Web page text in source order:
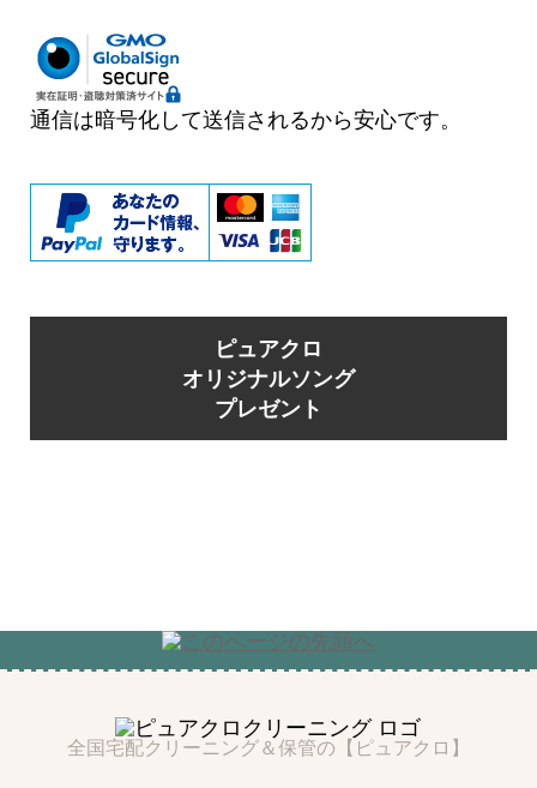
通信は暗号化して送信されるから安心です。
ピュアクロ
オリジナルソング
プレゼント
全国宅配クリーニング＆保管の【ピュアクロ】